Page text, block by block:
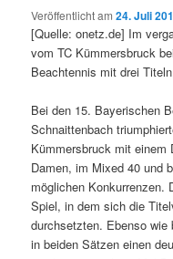
Veröffentlicht am24. Juli
[Quelle: onetz.de] Im
vom TC Kümmersbruck
Beachtennis mit drei
Bei den 15. Bayerischen
Schnaittenbach
Kümmersbruck mit einem
Damen, im Mixed 40 und
möglichen Konkurrenzen.
Spiel, in dem sich die
durchsetzten. Ebenso wie
in beiden Sätzen einen